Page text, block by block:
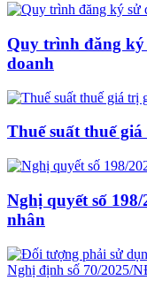
Quy trình đăng
doanh
Thuế suất thuế
Nghị quyết số
nhân